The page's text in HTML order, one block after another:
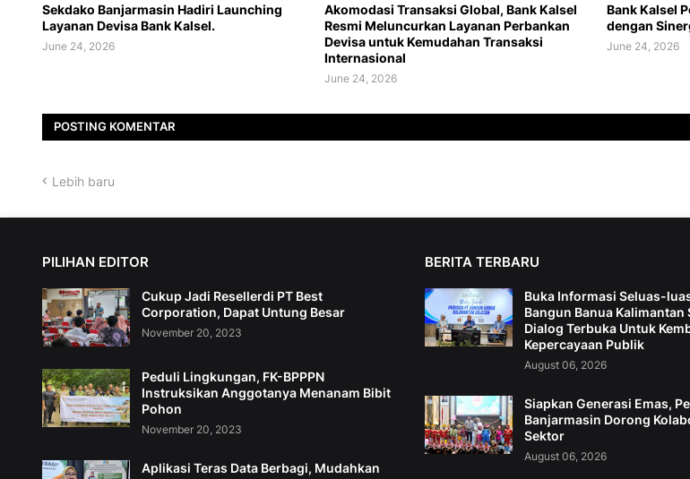
Sekdako Banjarmasin Hadiri Launching
Layanan Devisa Bank Kalsel.
June 24, 2026
Akomodasi Transaksi Global, Bank Kalsel
Resmi Meluncurkan Layanan Perbankan
Devisa untuk Kemudahan Transaksi
Internasional
June 24, 2026
Bank Kalsel
dengan
June 24, 2026
POSTING KOMENTAR
Lebih baru
PILIHAN EDITOR
Cukup Jadi Resellerdi PT Best
Corporation, Dapat Untung Besar
November 20, 2023
Peduli Lingkungan, FK-BPPPN
Instruksikan Anggotanya Menanam Bibit
Pohon
November 20, 2023
Aplikasi Teras Data Berbagi, Mudahkan
BERITA TERBARU
Buka Informasi Seluas-
Bangun Banua Kalimantan
Dialog Terbuka Untuk
Kepercayaan Publik
August 06, 2026
Siapkan Generasi Emas,
Banjarmasin Dorong
Sektor
August 06, 2026